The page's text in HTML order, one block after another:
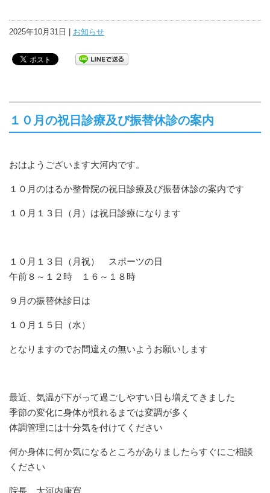
2025年10月31日 | お知らせ
１０月の祝日診療及び振替休診の案内
おはようございます大河内です。
１０月のはるか整骨院の祝日診療及び振替休診の案内です
１０月１３日（月）は祝日診療になります
１０月１３日（月祝） スポーツの日
午前８～１２時 １６～１８時
９月の振替休診日は
１０月１５日（水）
となりますのでお間違えの無いようお願いします
最近、気温が下がって過ごしやすい日も増えてきました
季節の変化に身体が慣れるまでは変調が多く
体調管理には十分気を付けてください
何か身体に何か気になるところがありましたらすぐにご相談
ください
院長 大河内康寛